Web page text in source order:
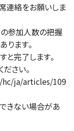
連絡をお願いしま
参加人数の把握
ます。
完了します。
さい。
ja/articles/109
きない場合があ